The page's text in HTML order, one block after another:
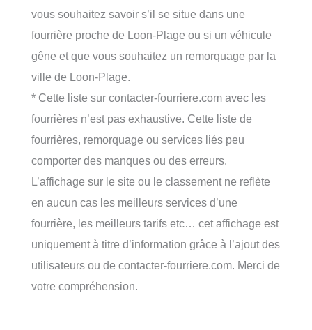
vous souhaitez savoir s’il se situe dans une
fourrière proche de Loon-Plage ou si un véhicule
gêne et que vous souhaitez un remorquage par la
ville de Loon-Plage.
* Cette liste sur contacter-fourriere.com avec les
fourrières n’est pas exhaustive. Cette liste de
fourrières, remorquage ou services liés peu
comporter des manques ou des erreurs.
L’affichage sur le site ou le classement ne reflète
en aucun cas les meilleurs services d’une
fourrière, les meilleurs tarifs etc… cet affichage est
uniquement à titre d’information grâce à l’ajout des
utilisateurs ou de contacter-fourriere.com. Merci de
votre compréhension.